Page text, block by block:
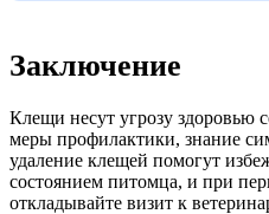
Заключение
Клещи несут угрозу здоровью
меры профилактики, знание
удаление клещей помогут
состоянием питомца, и при
откладывайте визит к